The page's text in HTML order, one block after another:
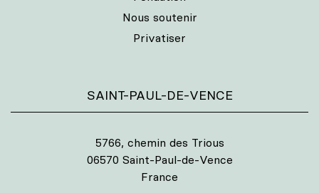
Nous soutenir
Privatiser
SAINT-PAUL-DE-VENCE
5766, chemin des Trious
06570 Saint-Paul-de-Vence
France